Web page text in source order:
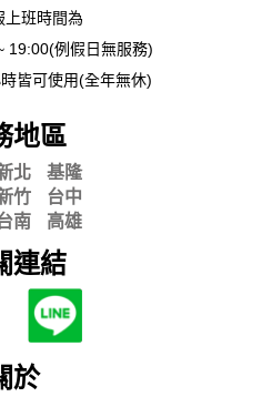
上班時間為
19:00(例假日無服務)
皆可使用(全年無休)
地區
北
基隆
竹
台中
南 高雄
連結
於